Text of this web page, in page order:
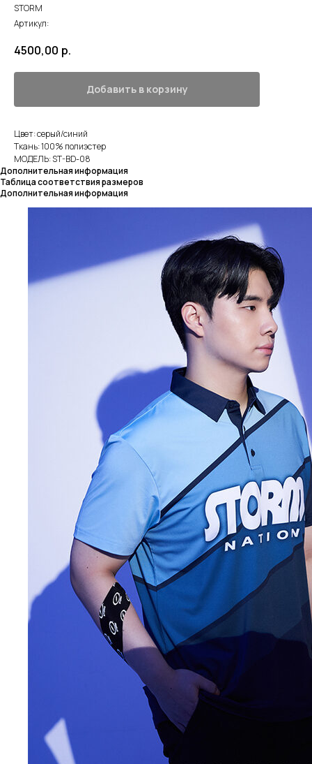
STORM
Артикул:
4500,00 р.
Добавить в корзину
Цвет: серый/синий
Ткань: 100% полиэстер
МОДЕЛЬ: ST-BD-08
Дополнительная информация
Таблица соответствия размеров
Дополнительная информация